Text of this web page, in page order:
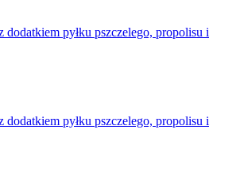
dodatkiem pyłku pszczelego, propolisu i
dodatkiem pyłku pszczelego, propolisu i